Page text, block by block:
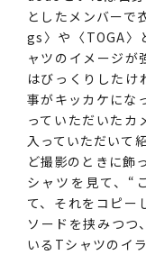
としたメンバーで
gs〉や〈TOGA〉
ャツのイメージが
はびっくりしたけ
事がキッカケにな
っていただいたカ
入っていただいて
ど撮影のときに飾
シャツを見て、“
て、それをコピー
ソードを挟みつつ
いるTシャツのイ